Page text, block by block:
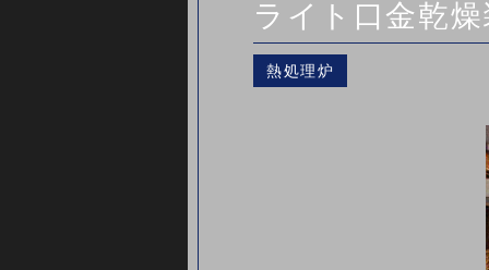
ライト口金乾
熱処理炉